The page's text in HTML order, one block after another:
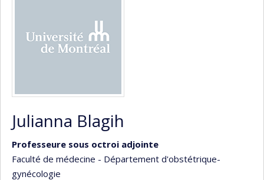
Julianna Blagih
Professeure sous octroi adjointe
Faculté de médecine - Département d'obstétrique-
gynécologie